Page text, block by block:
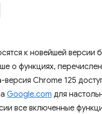
к новейшей версии
о функциях,
Chrome 125
Google.com для
все включенные